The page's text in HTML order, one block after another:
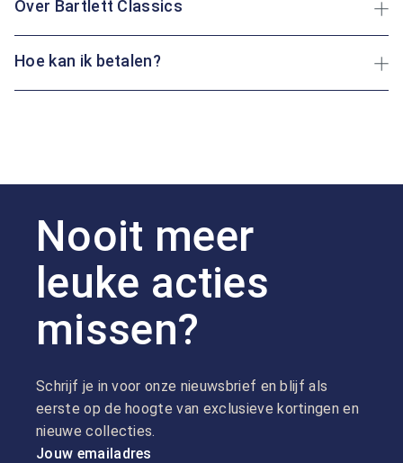
Over Bartlett Classics
Hoe kan ik betalen?
Nooit meer
leuke acties
missen?
Schrijf je in voor onze nieuwsbrief en blijf als
eerste op de hoogte van exclusieve kortingen en
nieuwe collecties.
Jouw emailadres